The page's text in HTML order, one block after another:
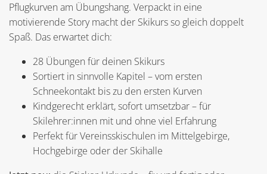
Pflugkurven am Übungshang. Verpackt in eine
motivierende Story macht der Skikurs so gleich doppelt
Spaß. Das erwartet dich:
28 Übungen für deinen Skikurs
Sortiert in sinnvolle Kapitel – vom ersten
Schneekontakt bis zu den ersten Kurven
Kindgerecht erklärt, sofort umsetzbar – für
Skilehrer:innen mit und ohne viel Erfahrung
Perfekt für Vereinsskischulen im Mittelgebirge,
Hochgebirge oder der Skihalle